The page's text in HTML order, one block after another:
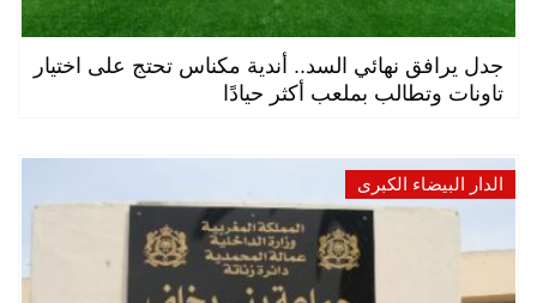
جدل يرافق نهائي السد.. أندية مكناس تحتج على اختيار
تاونات وتطالب بملعب أكثر حيادًا
الدار البيضاء الكبرى